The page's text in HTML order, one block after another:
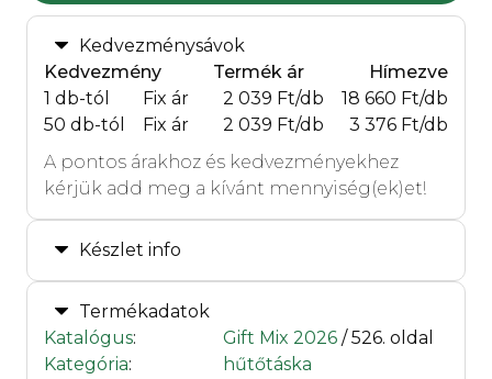
Kedvezménysávok
Kedvezmény
Termék ár
Hímezve
1 db-tól
Fix ár 2 039 Ft/db
18 660 Ft/db
50 db-tól
Fix ár 2 039 Ft/db
3 376 Ft/db
A pontos árakhoz és kedvezményekhez
kérjük add meg a kívánt mennyiség(ek)et!
Készlet info
Termékadatok
Katalógus: Gift Mix 2026 / 526. oldal
Kategória:
hűtőtáska